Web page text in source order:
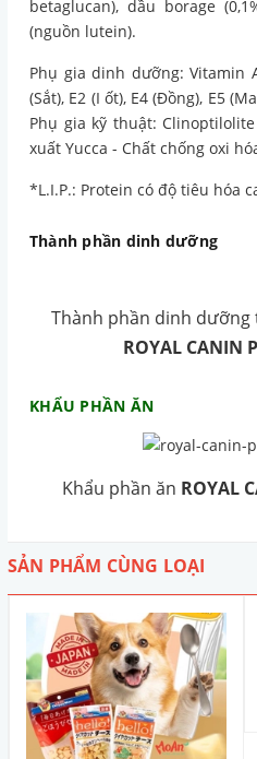
betaglucan), dầu borage
(nguồn lutein).
Phụ gia dinh dưỡng: Vitamin
(Sắt), E2 (I ốt), E4 (Đồng), E5
Phụ gia kỹ thuật:
xuất Yucca - Chất chống oxi
*L.I.P.: Protein có độ tiêu hóa
Thành phần dinh dưỡng
Thành phần dinh
ROYAL CANIN
KHẨU PHẦN ĂN
Khẩu phần ăn ROYAL
SẢN PHẨM CÙNG LOẠI